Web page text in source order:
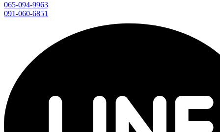
065-094-9963
091-060-6851